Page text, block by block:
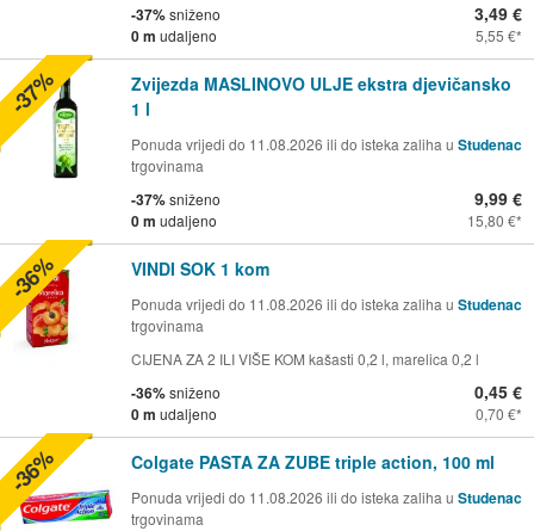
-37%sniženo
0 m udaljeno
3,49 €
5,55 €
Zvijezda MASLINOVO ULJE ekstra djevičansko
1 l
Ponuda vrijedi do 11.08.2026 ili do isteka zaliha u Studenac
trgovinama
-37%sniženo
0 m udaljeno
9,99 €
15,80 €
-37%
VINDI SOK 1 kom
Ponuda vrijedi do 11.08.2026 ili do isteka zaliha u Studenac
trgovinama
CIJENA ZA 2 ILI VIŠE KOM kašasti 0,2 l, marelica 0,2 l
-36%sniženo
0 m udaljeno
0,45 €
0,70 €
-36%
Colgate PASTA ZA ZUBE triple action, 100 ml
Ponuda vrijedi do 11.08.2026 ili do isteka zaliha u Studenac
trgovinama
-36%